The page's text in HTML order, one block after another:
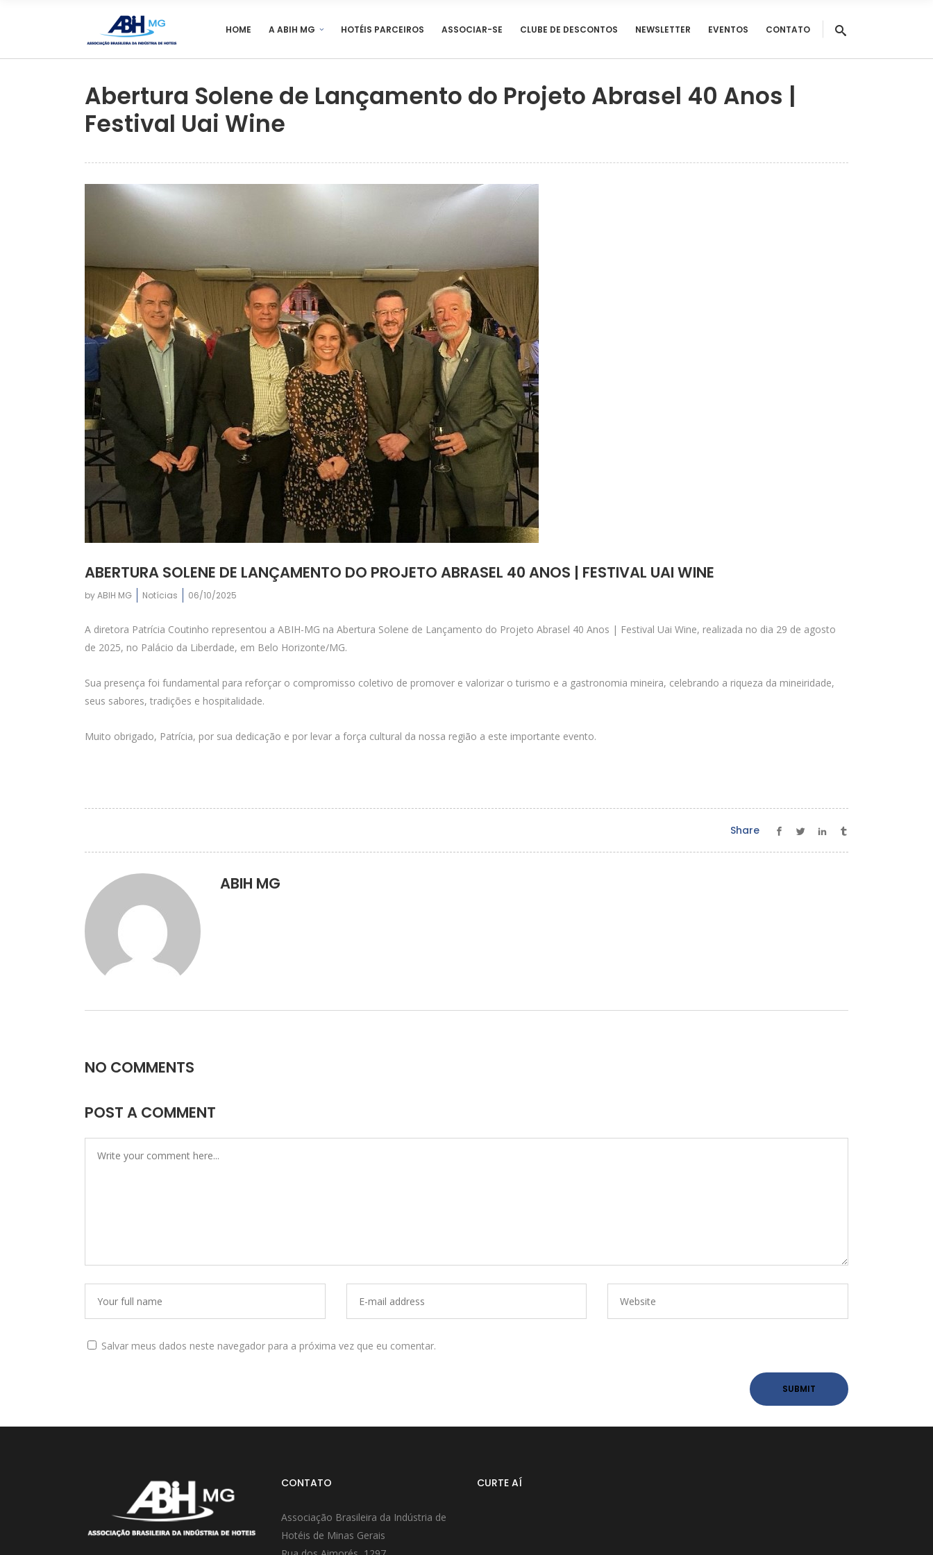
HOME A ABIH MG HOTÉIS PARCEIROS ASSOCIAR-SE CLUBE DE DESCONTOS NEWSLETTER EVENTOS CONTATO
Abertura Solene de Lançamento do Projeto Abrasel 40 Anos |
Festival Uai Wine
ABERTURA SOLENE DE LANÇAMENTO DO PROJETO ABRASEL 40 ANOS | FESTIVAL UAI WINE
byABIH MG Notícias 06/10/2025
A diretora Patrícia Coutinho representou a ABIH-MG na Abertura Solene de Lançamento do Projeto Abrasel 40 Anos | Festival Uai Wine, realizada no dia 29 de agosto
de 2025, no Palácio da Liberdade, em Belo Horizonte/MG.
Sua presença foi fundamental para reforçar o compromisso coletivo de promover e valorizar o turismo e a gastronomia mineira, celebrando a riqueza da mineiridade,
seus sabores, tradições e hospitalidade.
Muito obrigado, Patrícia, por sua dedicação e por levar a força cultural da nossa região a este importante evento.
Share
ABIH MG
NO COMMENTS
POST A COMMENT
Salvar meus dados neste navegador para a próxima vez que eu comentar.
CONTATO
Associação Brasileira da Indústria de
Hotéis de Minas Gerais
CURTE AÍ